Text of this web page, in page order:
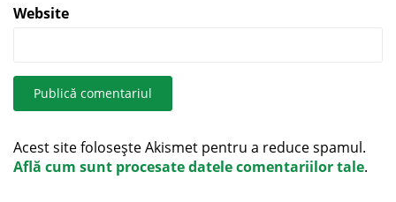
Website
Acest site folosește Akismet pentru a reduce spamul.
Află cum sunt procesate datele comentariilor tale.